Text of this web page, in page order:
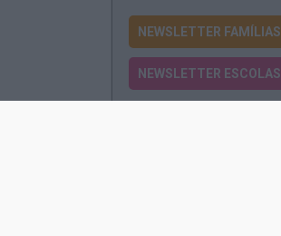
NEWSLETTER FAMÍLIAS
NEWSLETTER ESCOLAS